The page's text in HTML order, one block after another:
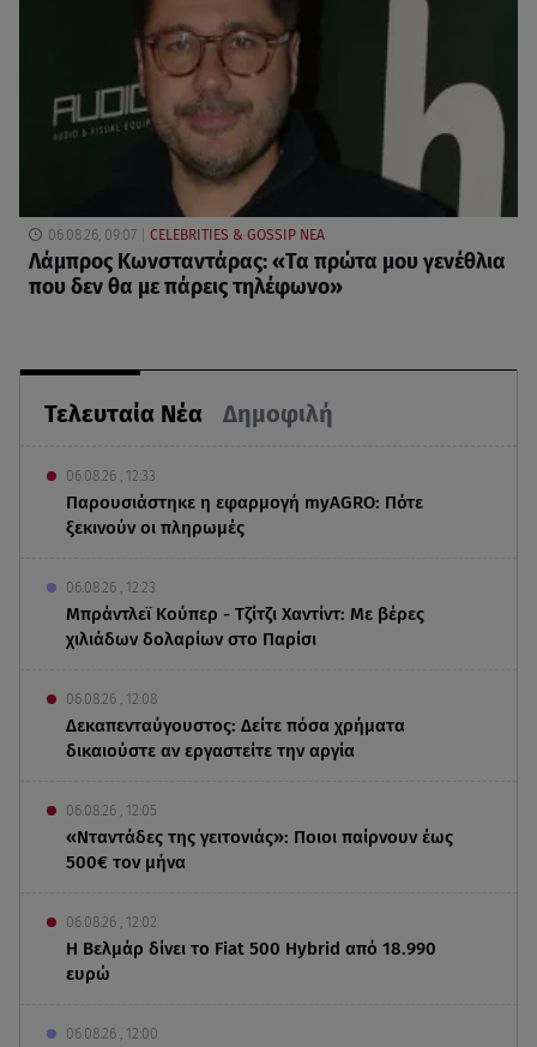
Τελευταία Νέα Δημοφιλή
06.08.26 , 12:33
Παρουσιάστηκε η εφαρμογή myAGRO: Πότε
ξεκινούν οι πληρωμές
06.08.26 , 12:23
Μπράντλεϊ Κούπερ - Τζίτζι Χαντίντ: Με βέρες
χιλιάδων δολαρίων στο Παρίσι
06.08.26 , 12:08
Δεκαπενταύγουστος: Δείτε πόσα χρήματα
δικαιούστε αν εργαστείτε την αργία
06.08.26 , 12:05
«Νταντάδες της γειτονιάς»: Ποιοι παίρνουν έως
500€ τον μήνα
06.08.26 , 12:02
Η Βελμάρ δίνει το Fiat 500 Hybrid από 18.990
ευρώ
06.08.26 , 12:00
06.08.26, 09:07 CELEBRITIES & GOSSIP ΝΕΑ
Λάμπρος Κωνσταντάρας: «Τα πρώτα μου γενέθλια
που δεν θα με πάρεις τηλέφωνο»